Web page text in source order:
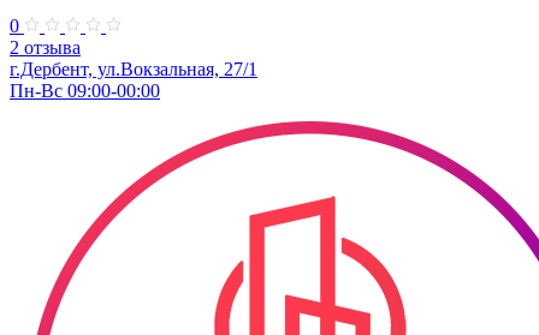
0
2 отзыва
г.Дербент, ​ул.Вокзальная, 27/1
Пн-Вс 09:00-00:00